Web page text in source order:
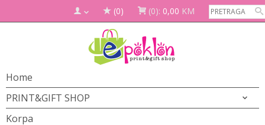
(0) (0): 0,00 KM
Home
PRINT&GIFT SHOP
Korpa